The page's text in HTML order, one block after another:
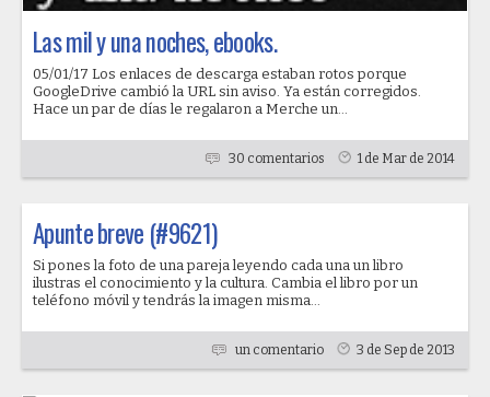
Las mil y una noches, ebooks.
05/01/17 Los enlaces de descarga estaban rotos porque
GoogleDrive cambió la URL sin aviso. Ya están corregidos.
Hace un par de días le regalaron a Merche un...
30 comentarios 1 de Mar de 2014
Apunte breve (#9621)
Si pones la foto de una pareja leyendo cada una un libro
ilustras el conocimiento y la cultura. Cambia el libro por un
teléfono móvil y tendrás la imagen misma...
un comentario 3 de Sep de 2013